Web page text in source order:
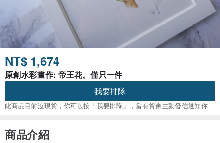
NT$ 1,674
原創水彩畫作: 帝王花。僅只一件
我要排隊
此商品目前沒現貨，你可以按「我要排隊」，當有貨會主動發信通知你
商品介紹